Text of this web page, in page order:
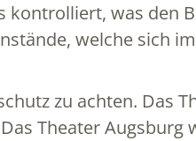
was den
welche sich
zu achten. Das
Theater